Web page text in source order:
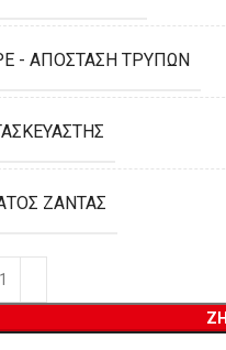
- ΑΠΌΣΤΑΣΗ ΤΡΥΠΏΝ
ΖΆΝΤΑΣ